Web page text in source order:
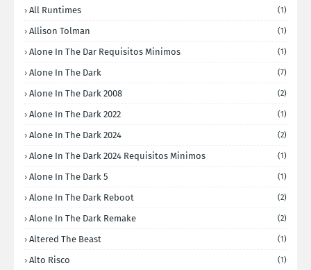
All Runtimes (1)
Allison Tolman (1)
Alone In The Dar Requisitos Minimos (1)
Alone In The Dark (7)
Alone In The Dark 2008 (2)
Alone In The Dark 2022 (1)
Alone In The Dark 2024 (2)
Alone In The Dark 2024 Requisitos Minimos (1)
Alone In The Dark 5 (1)
Alone In The Dark Reboot (2)
Alone In The Dark Remake (2)
Altered The Beast (1)
Alto Risco (1)